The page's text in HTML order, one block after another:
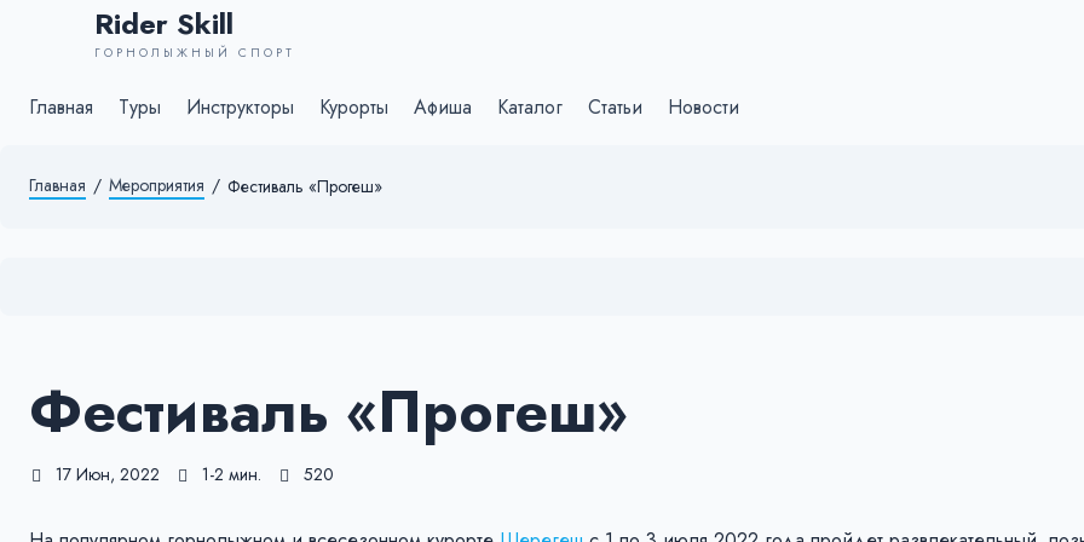
Rider Skill
ГОРНОЛЫЖНЫЙ СПОРТ
Главная Туры Инструкторы Курорты Афиша Каталог Статьи Новости
Главная / Мероприятия / Фестиваль «Прогеш»
Фестиваль «Прогеш»
17 Июн, 2022 1-2 мин. 520